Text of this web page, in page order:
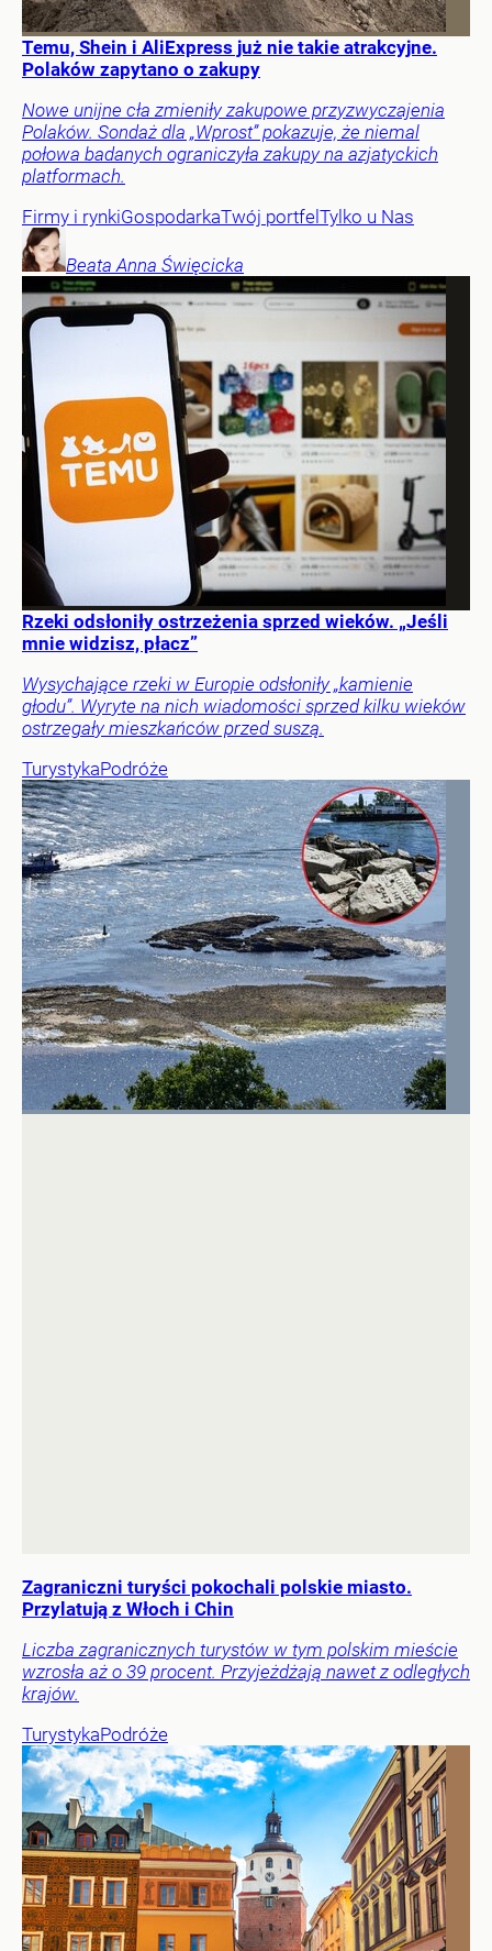
Temu, Shein i AliExpress już nie takie atrakcyjne.
Polaków zapytano o zakupy
Nowe unijne cła zmieniły zakupowe przyzwyczajenia
Polaków. Sondaż dla „Wprost” pokazuje, że niemal
połowa badanych ograniczyła zakupy na azjatyckich
platformach.
Firmy i rynkiGospodarkaTwój portfel Tylko u Nas
Beata Anna Święcicka
Rzeki odsłoniły ostrzeżenia sprzed wieków. „Jeśli
mnie widzisz, płacz”
Wysychające rzeki w Europie odsłoniły „kamienie
głodu”. Wyryte na nich wiadomości sprzed kilku wieków
ostrzegały mieszkańców przed suszą.
TurystykaPodróże
Zagraniczni turyści pokochali polskie miasto.
Przylatują z Włoch i Chin
Liczba zagranicznych turystów w tym polskim mieście
wzrosła aż o 39 procent. Przyjeżdżają nawet z odległych
krajów.
TurystykaPodróże